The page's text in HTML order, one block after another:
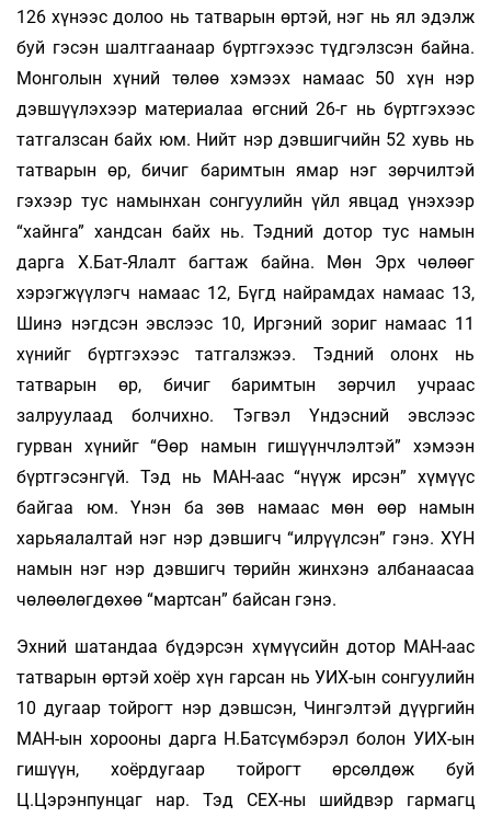
126 хүнээс долоо нь татварын өртэй, нэг нь ял эдэлж
буй гэсэн шалтгаанаар бүртгэхээс түдгэлзсэн байна.
Монголын хүний төлөө хэмээх намаас 50 хүн нэр
дэвшүүлэхээр материалаа өгсний 26-г нь бүртгэхээс
татгалзсан байх юм. Нийт нэр дэвшигчийн 52 хувь нь
татварын өр, бичиг баримтын ямар нэг зөрчилтэй
гэхээр тус намынхан сонгуулийн үйл явцад үнэхээр
“хайнга” хандсан байх нь. Тэдний дотор тус намын
дарга Х.Бат-Ялалт багтаж байна. Мөн Эрх чөлөөг
хэрэгжүүлэгч намаас 12, Бүгд найрамдах намаас 13,
Шинэ нэгдсэн эвслээс 10, Иргэний зориг намаас 11
хүнийг бүртгэхээс татгалзжээ. Тэдний олонх нь
татварын өр, бичиг баримтын зөрчил учраас
залруулаад болчихно. Тэгвэл Үндэсний эвслээс
гурван хүнийг “Өөр намын гишүүнчлэлтэй” хэмээн
бүртгэсэнгүй. Тэд нь МАН-аас “нүүж ирсэн” хүмүүс
байгаа юм. Үнэн ба зөв намаас мөн өөр намын
харьяалалтай нэг нэр дэвшигч “илрүүлсэн” гэнэ. ХҮН
намын нэг нэр дэвшигч төрийн жинхэнэ албанаасаа
чөлөөлөгдөхөө “мартсан” байсан гэнэ.
Эхний шатандаа бүдэрсэн хүмүүсийн дотор МАН-аас
татварын өртэй хоёр хүн гарсан нь УИХ-ын сонгуулийн
10 дугаар тойрогт нэр дэвшсэн, Чингэлтэй дүүргийн
МАН-ын хорооны дарга Н.Батсүмбэрэл болон УИХ-ын
гишүүн, хоёрдугаар тойрогт өрсөлдөж буй
Ц.Цэрэнпунцаг нар. Тэд СЕХ-ны шийдвэр гармагц